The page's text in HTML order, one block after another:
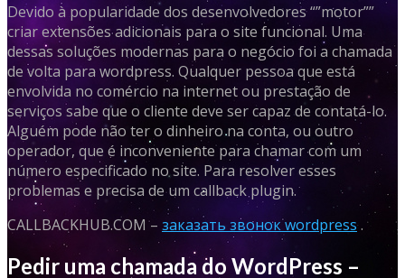
Devido à popularidade dos desenvolvedores “”motor””
criar extensões adicionais para o site funcional. Uma
dessas soluções modernas para o negócio foi a chamada
de volta para wordpress. Qualquer pessoa que está
envolvida no comércio na internet ou prestação de
serviços sabe que o cliente deve ser capaz de contatá-lo.
Alguém pode não ter o dinheiro na conta, ou outro
operador, que é inconveniente para chamar com um
número especificado no site. Para resolver esses
problemas e precisa de um callback plugin.
CALLBACKHUB.COM – заказать звонок wordpress.
Pedir uma chamada do WordPress –